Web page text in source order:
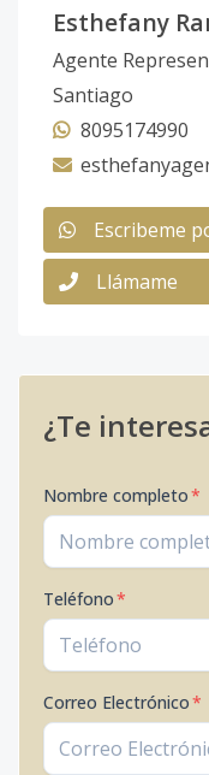
Esthefany
Agente
Santiago
8095174990
Escribeme
Llámame
¿Te
Nombre completo*
Teléfono*
Correo Electrónico*